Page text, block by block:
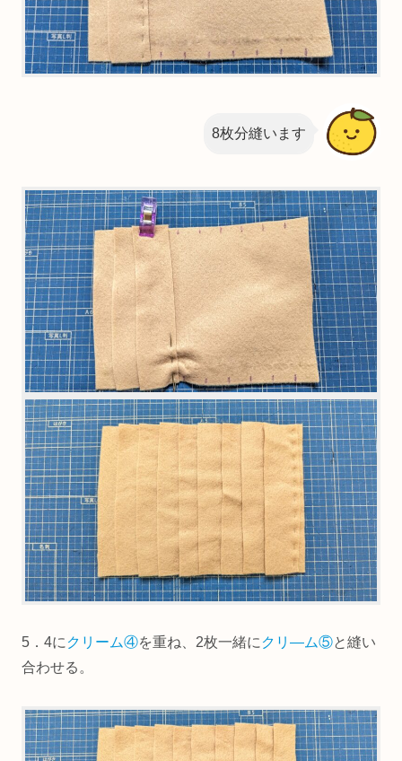
8枚分縫います
5．4にクリーム④を重ね、2枚一緒にクリ―ム⑤と縫い
合わせる。